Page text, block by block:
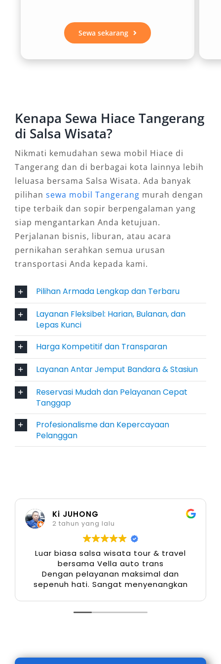
Bandara Soekarno–Hatta dan Stasiun.
2. Hemat Biaya Perjalanan
menggunakan satu unit Hiace untuk perjalanan
kelompok tentu lebih efisien secara finansial.
Dengan sistem tarif harian 24 jam, bulanan,
atau bahkan perjalanan pulang pergi, Anda
bisa menekan biaya operasional tanpa
mengorbankan kenyamanan.
3. Pilihan Armada Terbaru dan
Terawat
Penyedia layanan profesional seperti Salsa
Wisata selalu menghadirkan unit Hiace Premio
diservis dan dijaga kebersihannya. Hal ini
memberikan rasa aman dan percaya diri bagi
penumpang selama perjalanan.
4. Fleksibel untuk Beragam
Kebutuhan
Hiace sangat serbaguna. Cocok digunakan
untuk rental Hiace Tangerang murah saat
liburan keluarga besar, kunjungan kerja tim
perusahaan, hingga perjalanan wisata religi.
Kemudahan memilih layanan dengan sopir
5. Layanan Antar Jemput Terdekat
Sistem penjemputan fleksibel menjadi
keunggulan penting. Anda dapat memesan
layanan antar jemput langsung dari lokasi
terdekat menuju Bandara Soekarno–Hatta,
hotel, stasiun, atau tempat wisata di wilayah
Jabodetabek. Hal ini menghemat waktu dan
Sewa sekarang
Kenapa Sewa Hiace Tangerang
di Salsa Wisata?
Nikmati kemudahan sewa mobil Hiace di
Tangerang dan di berbagai kota lainnya lebih
leluasa bersama Salsa Wisata. Ada banyak
pilihan sewa mobil Tangerang murah dengan
tipe terbaik dan sopir berpengalaman yang
siap mengantarkan Anda ketujuan.
Perjalanan bisnis, liburan, atau acara
pernikahan serahkan semua urusan
transportasi Anda kepada kami.
Pilihan Armada Lengkap dan Terbaru
Layanan Fleksibel: Harian, Bulanan, dan
Lepas Kunci
Harga Kompetitif dan Transparan
Layanan Antar Jemput Bandara & Stasiun
Reservasi Mudah dan Pelayanan Cepat
Tanggap
Profesionalisme dan Kepercayaan
Pelanggan
Ki JUHONG
2 tahun yang lalu
Luar biasa salsa wisata tour & travel
bersama Vella auto trans
Dengan pelayanan maksimal dan
sepenuh hati. Sangat menyenangkan